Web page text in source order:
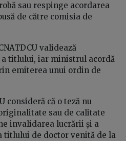
sau respinge acordarea
de către comisia de
validează
a titlului, iar ministrul acordă
emiterea unui ordin de
consideră că o teză nu
sau de calitate
invalidarea lucrării și a
titlului de doctor venită de la